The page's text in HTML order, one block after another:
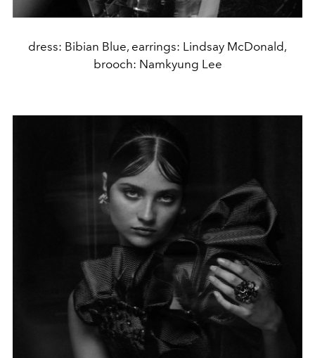
dress: Bibian Blue, earrings: Lindsay McDonald,
brooch: Namkyung Lee